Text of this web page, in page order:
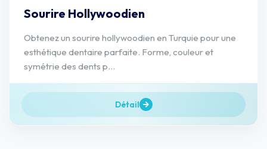
Sourire Hollywoodien
Obtenez un sourire hollywoodien en Turquie pour une
esthétique dentaire parfaite. Forme, couleur et
symétrie des dents p...
Détail